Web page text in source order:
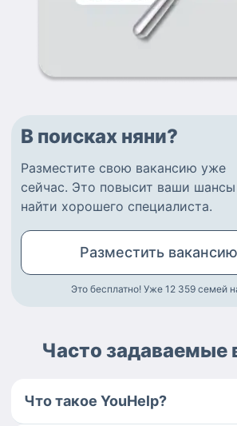
В поисках няни?
Разместите свою вакансию уже
сейчас. Это повысит ваши шансы
найти хорошего специалиста.
Разместить вакансию
Это бесплатно! Уже 12 359 семей
Часто задаваемые
Что такое YouHelp?